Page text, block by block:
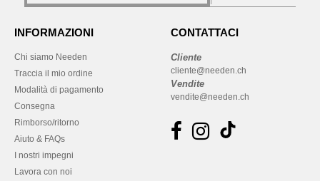
INFORMAZIONI
Chi siamo Needen
Traccia il mio ordine
Modalità di pagamento
Consegna
Rimborso/ritorno
Aiuto & FAQs
I nostri impegni
Lavora con noi
CONTATTACI
Cliente
cliente@needen.ch
Vendite
vendite@needen.ch